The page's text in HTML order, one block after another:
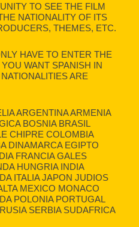
TO SEE THE FILM
NATIONALITY OF ITS
THEMES, ETC.
HAVE TO ENTER THE
WANT SPANISH IN
ARE
ARGENTINA ARMENIA
BOSNIA BRASIL
CHIPRE COLOMBIA
DINAMARCA EGIPTO
FRANCIA GALES
HUNGRIA INDIA
ITALIA JAPON JUDIOS
MEXICO MONACO
POLONIA PORTUGAL
SERBIA SUDAFRICA